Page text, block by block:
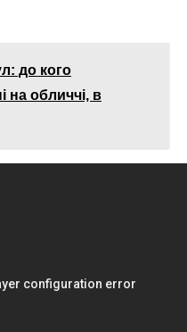
до кого
на обличчі, в